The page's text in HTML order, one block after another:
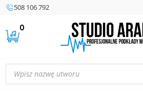
508 106 792
0
Wyszukiwarka
produktów